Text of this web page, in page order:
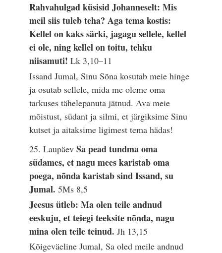
Rahvahulgad küsisid Johanneselt: Mis
meil siis tuleb teha? Aga tema kostis:
Kellel on kaks särki, jagagu sellele, kellel
ei ole, ning kellel on toitu, tehku
niisamuti!Lk 3,10–11
Issand Jumal, Sinu Sõna kosutab meie hinge
ja osutab sellele, mida me oleme oma
tarkuses tähelepanuta jätnud. Ava meie
mõistust, südant ja silmi, et järgiksime Sinu
kutset ja aitaksime ligimest tema hädas!
25. LaupäevSa pead tundma oma
südames, et nagu mees karistab oma
poega, nõnda karistab sind Issand, su
Jumal.5Ms 8,5
Jeesus ütleb: Ma olen teile andnud
eeskuju, et teiegi teeksite nõnda, nagu
mina olen teile teinud.Jh 13,15
Kõigeväeline Jumal, Sa oled meile andnud